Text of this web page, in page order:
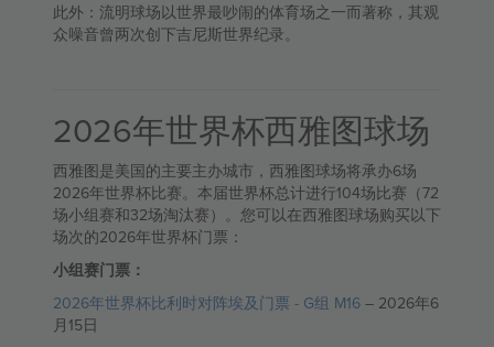
此外：流明球场以世界最吵闹的体育场之一而著称，其观
众噪音曾两次创下吉尼斯世界纪录。
2026年世界杯西雅图球场
西雅图是美国的主要主办城市，西雅图球场将承办6场
2026年世界杯比赛。本届世界杯总计进行104场比赛（72
场小组赛和32场淘汰赛）。您可以在西雅图球场购买以下
场次的2026年世界杯门票：
小组赛门票：
2026年世界杯比利时对阵埃及门票 - G组 M16 – 2026年6
月15日